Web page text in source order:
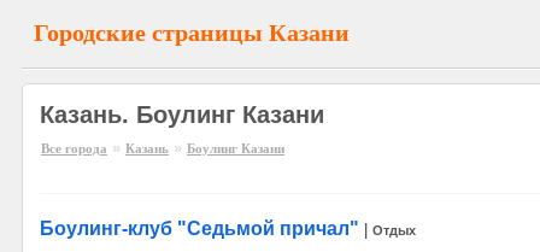
Городские страницы Казани
Казань. Боулинг Казани
Все города » Казань » Боулинг Казани
Боулинг-клуб "Седьмой причал" Отдых